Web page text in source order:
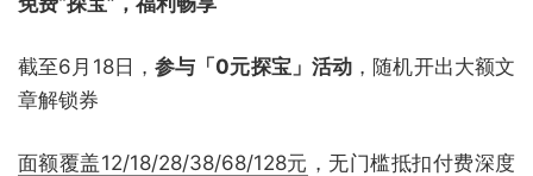
截至6月18日， 参与「0元探宝」活动 ，随机开出大额文
章解锁券
面额覆盖12/18/28/38/68/128元 ，无门槛抵扣付费深度